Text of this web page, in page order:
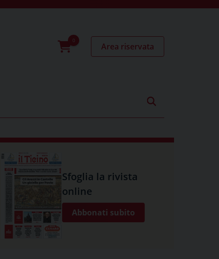
0
Area riservata
Sfoglia la rivista
online
Abbonati subito